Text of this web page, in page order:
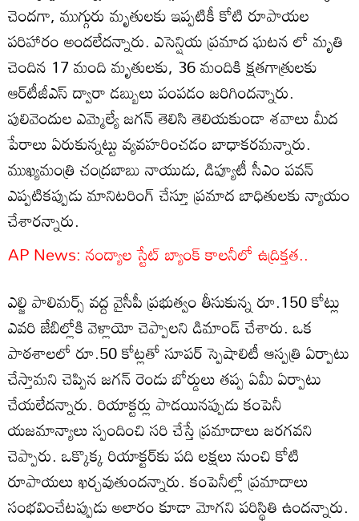
చెందగా, ముగ్గురు మృతులకు ఇప్పటికీ కోటి రూపాయల
పరిహారం అందలేదన్నారు. ఎసెన్షియ ప్రమాద ఘటన లో మృతి
చెందిన 17 మంది మృతులకు, 36 మందికి క్షతగాత్రులకు
ఆర్‌టీజీఎస్ ద్వారా డబ్బులు పంపడం జరిగిందన్నారు.
పులివెందుల ఎమ్మెల్యే జగన్ తెలిసి తెలియకుండా శవాలు మీద
పేరాలు ఏరుకున్నట్టు వ్యవహరించడం బాధాకరమన్నారు.
ముఖ్యమంత్రి చంద్రబాబు నాయుడు, డిప్యూటీ సీఎం పవన్
ఎప్పటికప్పుడు మానిటరింగ్ చేస్తూ ప్రమాద బాధితులకు న్యాయం
చేశారన్నారు.
AP News: నంద్యాల స్టేట్ బ్యాంక్ కాలనీలో ఉద్రిక్తత..
ఎల్జి పాలిమర్స్ వద్ద వైసీపీ ప్రభుత్వం తీసుకున్న రూ.150 కోట్లు
ఎవరి జేబిల్లోకి వెళ్లాయో చెప్పాలని డిమాండ్ చేశారు. ఒక
పాఠశాలలో రూ.50 కోట్లతో సూపర్ స్పెషాలిటీ ఆస్పత్రి ఏర్పాటు
చేస్తామని చెప్పిన జగన్ రెండు బోర్డులు తప్ప ఏమీ ఏర్పాటు
చేయలేదన్నారు. రియాక్టర్లు పాడయినప్పుడు కంపెనీ
యజమాన్యాలు స్పందించి సరి చేస్తే ప్రమాదాలు జరగవని
చెప్పారు. ఒక్కొక్క రియాక్టర్‌కు పది లక్షలు నుంచి కోటి
రూపాయలు ఖర్చవుతుందన్నారు. కంపెనీల్లో ప్రమాదాలు
సంభవించేటప్పుడు అలారం కూడా మోగని పరిస్థితి ఉందన్నారు.